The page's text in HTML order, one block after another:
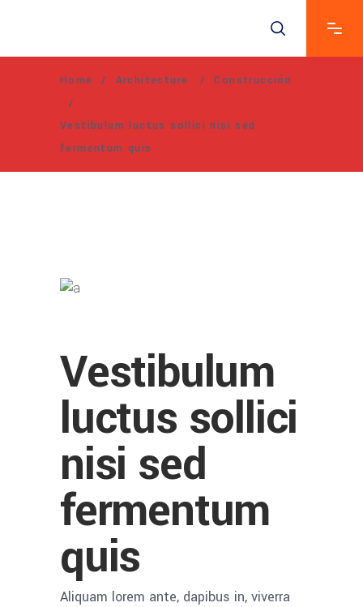
Home / Architecture /Construcción
/
Vestibulum luctus sollici nisi sed
fermentum quis
Vestibulum
luctus sollici
nisi sed
fermentum
quis
Aliquam lorem ante, dapibus in, viverra